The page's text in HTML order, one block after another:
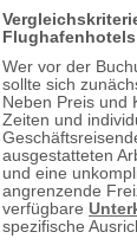
Wer vor der
sollte sich
Neben Preis und
Zeiten und
ausgestatteten
und eine
angrenzende
verfügbare
spezifische